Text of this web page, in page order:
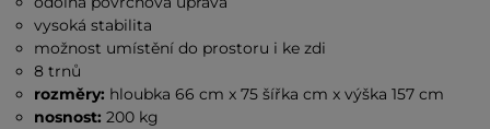
vysoká stabilita
možnost umístění do prostoru i ke zdi
8 trnů
rozměry: hloubka 66 cm x 75 šířka cm x výška 157 cm
nosnost: 200 kg